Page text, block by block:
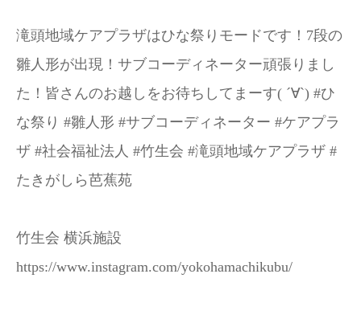
滝頭地域ケアプラザはひな祭りモードです！7段の
雛人形が出現！サブコーディネーター頑張りまし
た！皆さんのお越しをお待ちしてまーす( ´∀`) #ひ
な祭り #雛人形 #サブコーディネーター #ケアプラ
ザ #社会福祉法人 #竹生会 #滝頭地域ケアプラザ #
たきがしら芭蕉苑
竹生会 横浜施設
https://www.instagram.com/yokohamachikubu/